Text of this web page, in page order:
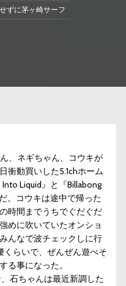
ずに茅ヶ崎サーフ
、ネギちゃん、コウキが
衝動買いした5.1chホーム
Liquid』と『Billabong
。コウキは途中で帰った
時間までうちでぐだぐだ
めに吹いていたオンショ
んなで波チェックしに行
くらいで、ぜんぜん遊べそ
る事になった。
、石ちゃんは最近新調した